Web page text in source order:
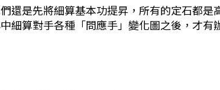
還是先將細算基本功提昇，所有的定石都是
細算對手各種「問應手」變化圖之後，才有